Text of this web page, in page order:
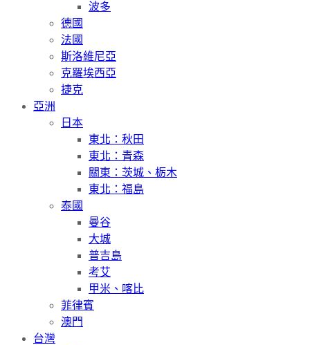
波多
德國
法國
斯洛維尼亞
克羅埃西亞
捷克
亞洲
日本
東北：秋田
東北：青森
關東：茨城、栃木
東北：福島
泰國
曼谷
大城
普吉島
考艾
甲米、喀比
菲律賓
澳門
台灣